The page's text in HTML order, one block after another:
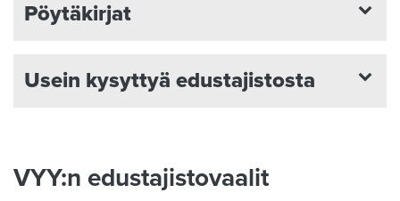
Pöytäkirjat
Usein kysyttyä edustajistosta
VYY:n edustajistovaalit